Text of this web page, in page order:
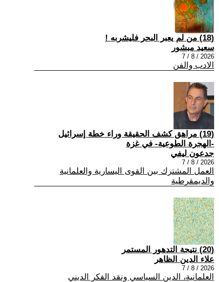
(18) من لم يعبر البحر فليشربه !
سعيد مبشور
2026 / 8 / 7
الادب والفن
(19) مراهق كشف الحقيقة وراء خطة إسرائيل
-الهجرة الطوعية- في غزة
جدعون ليفي
2026 / 8 / 7
العمل المشترك بين القوى اليسارية والعلمانية
والديمقرطية
(20) نتيجة التدهور المستمر
علاء الدين الظاهر
2026 / 8 / 7
العلمانية، الدين السياسي ونقد الفكر الديني